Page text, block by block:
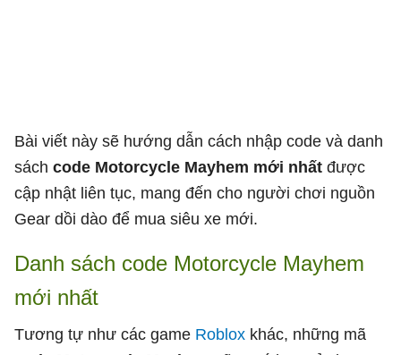
Bài viết này sẽ hướng dẫn cách nhập code và danh
sách code Motorcycle Mayhem mới nhất được
cập nhật liên tục, mang đến cho người chơi nguồn
Gear dồi dào để mua siêu xe mới.
Danh sách code Motorcycle Mayhem
mới nhất
Tương tự như các game Roblox khác, những mã